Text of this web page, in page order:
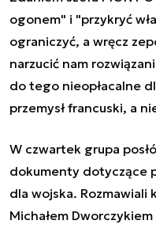
ogonem" i "przykryć
ograniczyć, a wręcz
narzucić nam
do tego nieopłacalne
przemysł francuski, a
W czwartek grupa
dokumenty dotyczące
dla wojska. Rozmawiali
Michałem